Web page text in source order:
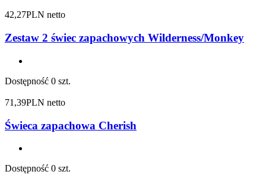
42,27PLN netto
Zestaw 2 świec zapachowych Wilderness/Monkey
Dostępność 0 szt.
71,39PLN netto
Świeca zapachowa Cherish
Dostępność 0 szt.